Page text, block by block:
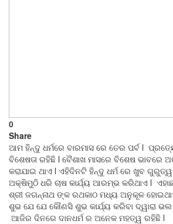
0
Share
ଆମ ହିନ୍ଦୁ ଧର୍ମରେ ବାରମାସ ରେ ତେର ପର୍ବ l
ବିଶେଷତା ରହିଛି l ବୈଶାଖ ମାସରେ ବିଶେଷ ଭାବରେ
କରାଯାଇ ଥାଏ l ଏହିଦିନଟି ହିନ୍ଦୁ ଧର୍ମ ରେ ଖୁବ
ଅକ୍ଷିମୁଠି ଧରି ଚାଷ କାର୍ଯ୍ୟ ଆରମ୍ଭ କରିଥାଏ l
ଶ୍ରୀ ଜଗନ୍ନାଥ ଙ୍କ ରଥକାଠ ମଧ୍ୟ ଅନୁକୂଳ
ଶୁଭ ଯେ ଯେ କୌଣସି ଶୁଭ କାର୍ଯ୍ୟ କରିବା ଦ୍ୱାରା
ଆଜିର ଦିନରେ ଦାନଧର୍ମ ର ଅନେକ ମହତ୍ୱ ରହିଛି l